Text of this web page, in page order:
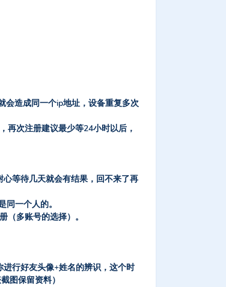
会造成同一个ip地址，设备重复多次
再次注册建议最少等24小时以后，
等待几天就会有结果，回不来了再
一个人的。
多账号的选择）。
行好友头像+姓名的辨识，这个时
图保留资料）